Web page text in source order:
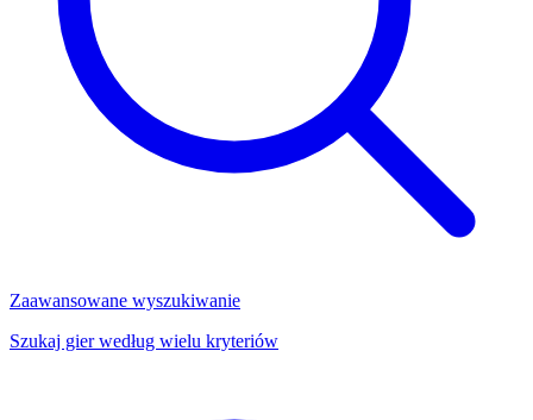
Zaawansowane wyszukiwanie
Szukaj gier według wielu kryteriów